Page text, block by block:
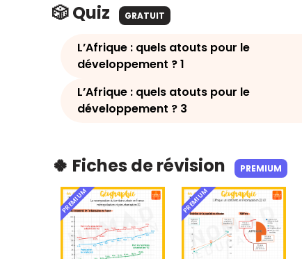
🎲 Quiz GRATUIT
L’Afrique : quels atouts pour le
développement ? 1
L’Afrique : quels atouts pour le
développement ? 3
🍀 Fiches de révision PREMIUM
PREMIUM PREMIUM